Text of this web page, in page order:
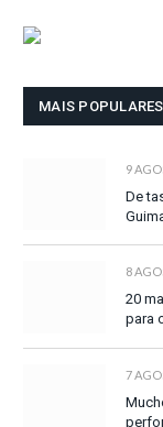
MAIS POPULARES
9
De
8
20
para
7